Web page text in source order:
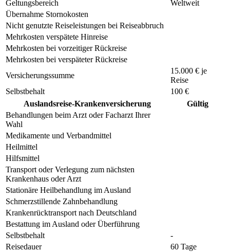
Geltungsbereich
Weltweit
Übernahme Stornokosten
Nicht genutzte Reiseleistungen bei Reiseabbruch
Mehrkosten verspätete Hinreise
Mehrkosten bei vorzeitiger Rückreise
Mehrkosten bei verspäteter Rückreise
Versicherungssumme
15.000 € je
Reise
Selbstbehalt
100 €
Auslandsreise-Krankenversicherung
Gültig
Behandlungen beim Arzt oder Facharzt Ihrer
Wahl
Medikamente und Verbandmittel
Heilmittel
Hilfsmittel
Transport oder Verlegung zum nächsten
Krankenhaus oder Arzt
Stationäre Heilbehandlung im Ausland
Schmerzstillende Zahnbehandlung
Krankenrücktransport nach Deutschland
Bestattung im Ausland oder Überführung
Selbstbehalt
-
Reisedauer
60 Tage